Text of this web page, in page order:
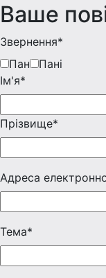
Ваше
Звернення*
Пан
Пані
Iм'я*
Прізвище*
Адреса
Тема*